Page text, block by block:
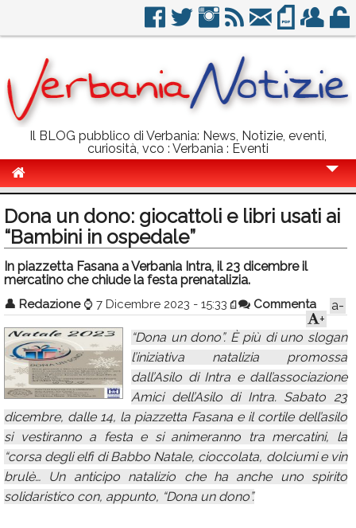
Il BLOG pubblico di Verbania: News, Notizie, eventi,
curiosità, vco : Verbania : Eventi
Politica
Sport
Info Utili
Rubriche
Calendario
Annunci
Dona un dono: giocattoli e libri usati ai
“Bambini in ospedale”
In piazzetta Fasana a Verbania Intra, il 23 dicembre il
mercatino che chiude la festa prenatalizia.
👤 Redazione ⌚ 7 Dicembre 2023 - 15:33 Commenta
a-
+
“Dona un dono”. È più di uno slogan
l’iniziativa natalizia promossa
dall’Asilo di Intra e dall’associazione
Amici dell’Asilo di Intra. Sabato 23
dicembre, dalle 14, la piazzetta Fasana e il cortile dell’asilo
si vestiranno a festa e si animeranno tra mercatini, la
“corsa degli elfi di Babbo Natale, cioccolata, dolciumi e vin
brulè… Un anticipo natalizio che ha anche uno spirito
solidaristico con, appunto, “Dona un dono”.